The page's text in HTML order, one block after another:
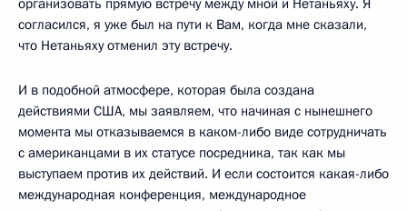
согласился, я уже был на пути к Вам, когда мне сказали,
что Нетаньяху отменил эту встречу.
И в подобной атмосфере, которая была создана
действиями США, мы заявляем, что начиная с нынешнего
момента мы отказываемся в каком-либо виде сотрудничать
с американцами в их статусе посредника, так как мы
выступаем против их действий. И если состоится какая-либо
международная конференция, международное